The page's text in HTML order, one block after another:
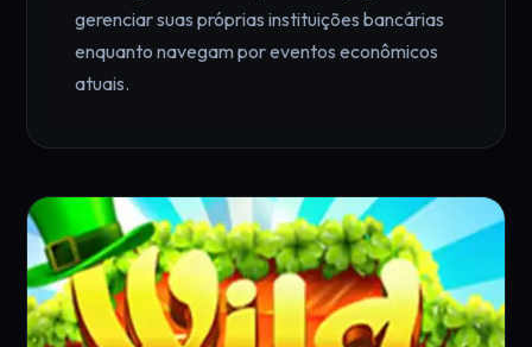
gerenciar suas próprias instituições bancárias
enquanto navegam por eventos econômicos
atuais.